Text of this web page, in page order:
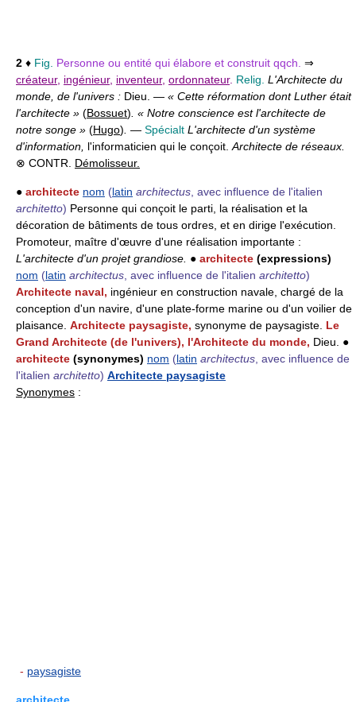
2 ♦ Fig. Personne ou entité qui élabore et construit qqch. ⇒
créateur, ingénieur, inventeur, ordonnateur. Relig. L'Architecte du
monde, de l'univers : Dieu. — « Cette réformation dont Luther était
l'architecte » (Bossuet) . « Notre conscience est l'architecte de
notre songe » (Hugo) — Spécialt L'architecte d'un système
d'information, l'informaticien qui le conçoit. Architecte de réseaux.
⊗ CONTR. Démolisseur.
● architecte nom (latin architectus , avec influence de l'italien
architetto) Personne qui conçoit le parti, la réalisation et la
décoration de bâtiments de tous ordres, et en dirige l'exécution.
Promoteur, maître d'œuvre d'une réalisation importante :
L'architecte d'un projet grandiose. ● architecte (expressions)
nom (latin architectus , avec influence de l'italien architetto)
Architecte naval, ingénieur en construction navale, chargé de la
conception d'un navire, d'une plate-forme marine ou d'un voilier de
plaisance. Architecte paysagiste, synonyme de paysagiste. Le
Grand Architecte (de l'univers), l'Architecte du monde, Dieu. ●
architecte (synonymes) nom (latin architectus , avec influence de
l'italien architetto) Architecte paysagiste
Synonymes :
- paysagiste